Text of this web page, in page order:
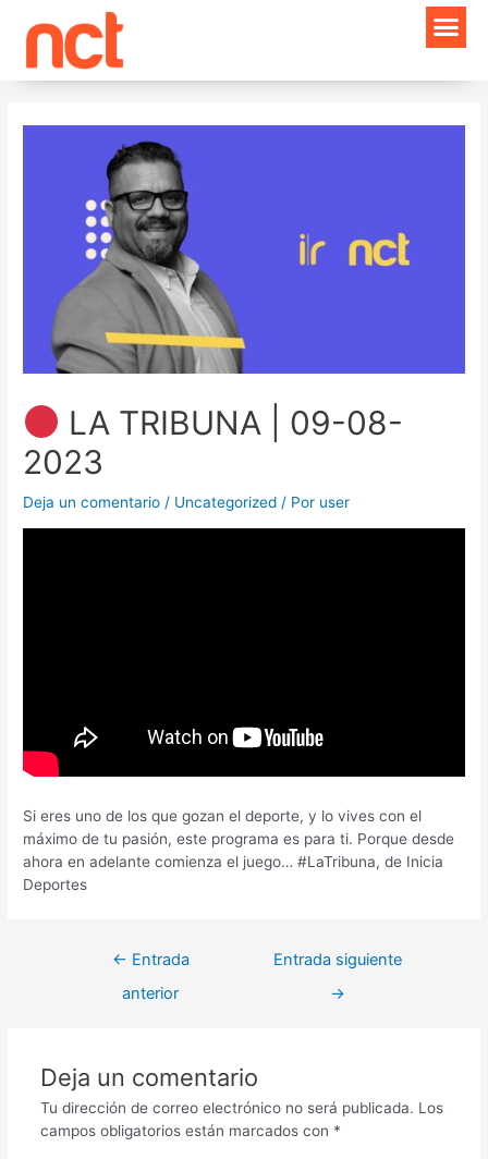
contenido
LA TRIBUNA | 09-08-
2023
Deja un comentario / Uncategorized / Por user
Si eres uno de los que gozan el deporte, y lo vives con el
máximo de tu pasión, este programa es para ti. Porque desde
ahora en adelante comienza el juego… #LaTribuna, de Inicia
Deportes
Navegación
de
entradas
← Entrada
anterior
Entrada siguiente
→
Deja un comentario
Tu dirección de correo electrónico no será publicada. Los
campos obligatorios están marcados con *